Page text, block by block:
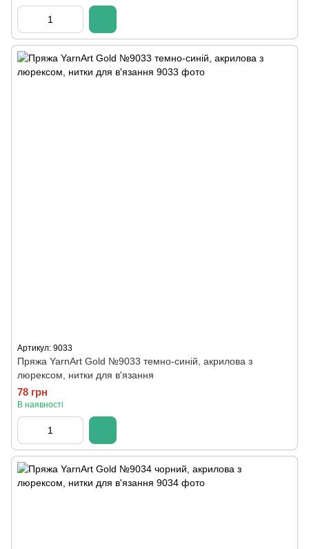
Артикул: 9033
Пряжа YarnArt Gold №9033 темно-синій, акрилова з
люрексом, нитки для в'язання
78 грн
В наявності